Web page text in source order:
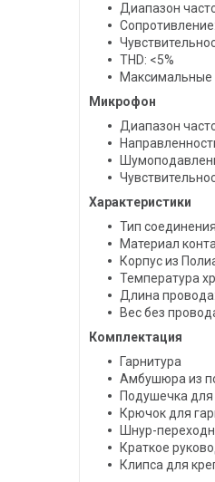
Диапазон
THD: <5%
Максимальные
Микрофон
Диапазон
Характеристики
Тип
Материал
Корпус из
Температура
Длина
Вес без
Комплектация
Гарнитура
Амбушюра из
Подушечка
Крючок для
Шнур-
Краткое
Клипса для